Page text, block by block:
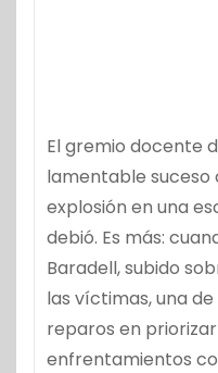
El gremio docente
lamentable suceso
explosión en una
debió. Es más:
Baradell, subido
las víctimas, una
reparos en
enfrentamientos